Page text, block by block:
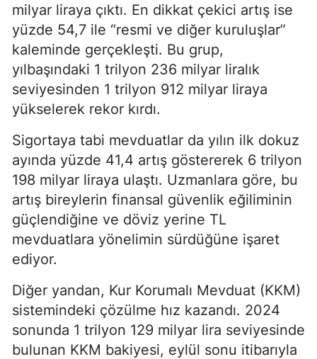
milyar liraya çıktı. En dikkat çekici artış ise
yüzde 54,7 ile “resmi ve diğer kuruluşlar”
kaleminde gerçekleşti. Bu grup,
yılbaşındaki 1 trilyon 236 milyar liralık
seviyesinden 1 trilyon 912 milyar liraya
yükselerek rekor kırdı.
Sigortaya tabi mevduatlar da yılın ilk dokuz
ayında yüzde 41,4 artış göstererek 6 trilyon
198 milyar liraya ulaştı. Uzmanlara göre, bu
artış bireylerin finansal güvenlik eğiliminin
güçlendiğine ve döviz yerine TL
mevduatlara yönelimin sürdüğüne işaret
ediyor.
Diğer yandan, Kur Korumalı Mevduat (KKM)
sistemindeki çözülme hız kazandı. 2024
sonunda 1 trilyon 129 milyar lira seviyesinde
bulunan KKM bakiyesi, eylül sonu itibarıyla